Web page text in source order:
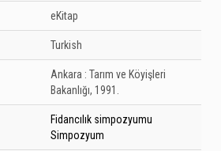
eKitap
Turkish
Ankara : Tarım ve Köyişleri
Bakanlığı, 1991.
Fidancılık simpozyumu
Simpozyum